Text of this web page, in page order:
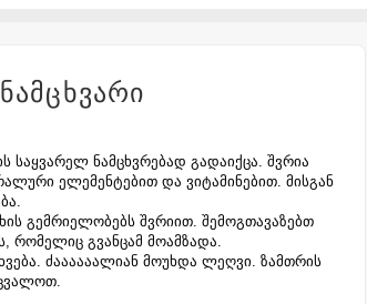
საყვარელ ნამცხვრებად გადაიქცა. შვრია
ელემენტებით და ვიტამინებით. მისგან
გემრიელობებს შვრიით. შემოგთავაზებთ
რომელიც გვანცამ მოამზადა.
ძაააააალიან მოუხდა ლეღვი. ზამთრის